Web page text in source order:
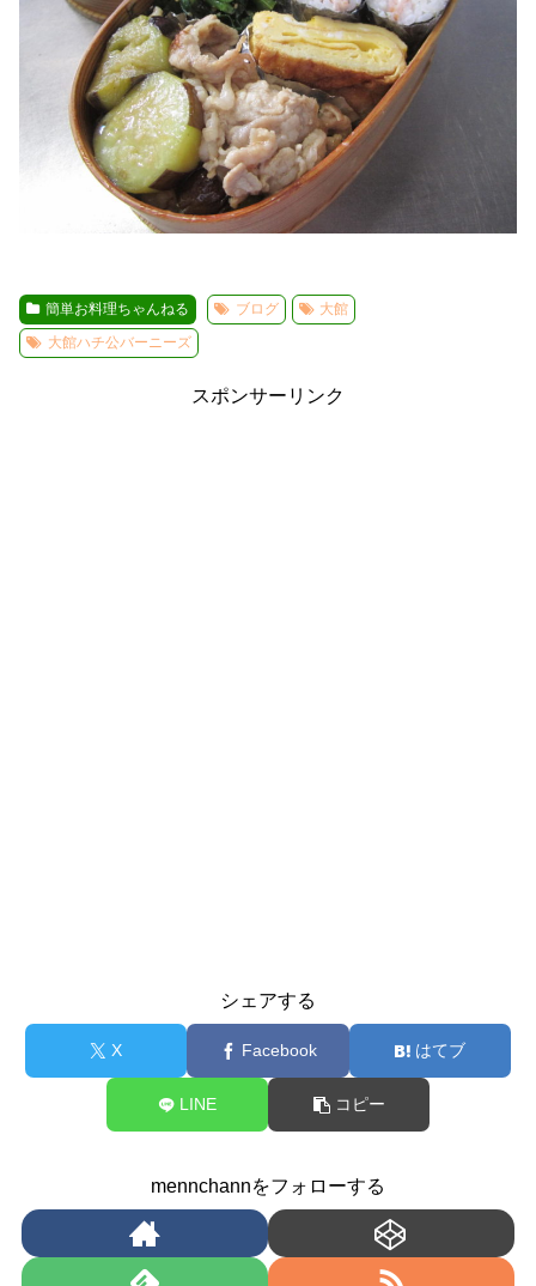
簡単お料理ちゃんねる ブログ
大館
大館ハチ公バーニーズ
スポンサーリンク
シェアする
X Facebook はてブ
LINE コピー
mennchannをフォローする